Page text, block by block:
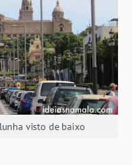
visto de baixo